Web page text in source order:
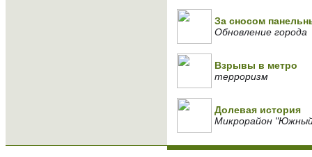
За сносом
Обновление города
Взрывы в метро
терроризм
Долевая история
Микрорайон